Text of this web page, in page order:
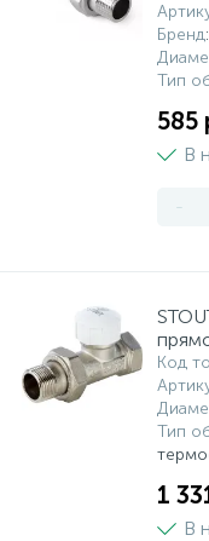
Бренд
Тип
585
В
-
Код
Тип
1
В